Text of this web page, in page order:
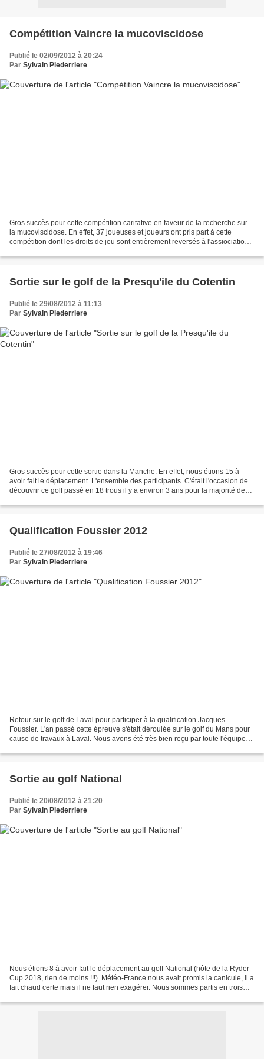
Compétition Vaincre la mucoviscidose
Publié le 02/09/2012 à 20:24
Par Sylvain Piederriere
Gros succès pour cette compétition caritative en faveur de la recherche sur
la mucoviscidose. En effet, 37 joueuses et joueurs ont pris part à cette
compétition dont les droits de jeu sont entièrement reversés à l'assiociation
Sortie sur le golf de la Presqu'ile du Cotentin
Publié le 29/08/2012 à 11:13
Par Sylvain Piederriere
Gros succès pour cette sortie dans la Manche. En effet, nous étions 15 à
avoir fait le déplacement. L'ensemble des participants. C'était l'occasion de
découvrir ce golf passé en 18 trous il y a environ 3 ans pour la majorité des
Qualification Foussier 2012
Publié le 27/08/2012 à 19:46
Par Sylvain Piederriere
Retour sur le golf de Laval pour participer à la qualification Jacques
Foussier. L'an passé cette épreuve s'était déroulée sur le golf du Mans pour
cause de travaux à Laval. Nous avons été très bien reçu par toute l'équipe
Sortie au golf National
Publié le 20/08/2012 à 21:20
Par Sylvain Piederriere
Nous étions 8 à avoir fait le déplacement au golf National (hôte de la Ryder
Cup 2018, rien de moins !!!). Météo-France nous avait promis la canicule, il a
fait chaud certe mais il ne faut rien exagérer. Nous sommes partis en trois